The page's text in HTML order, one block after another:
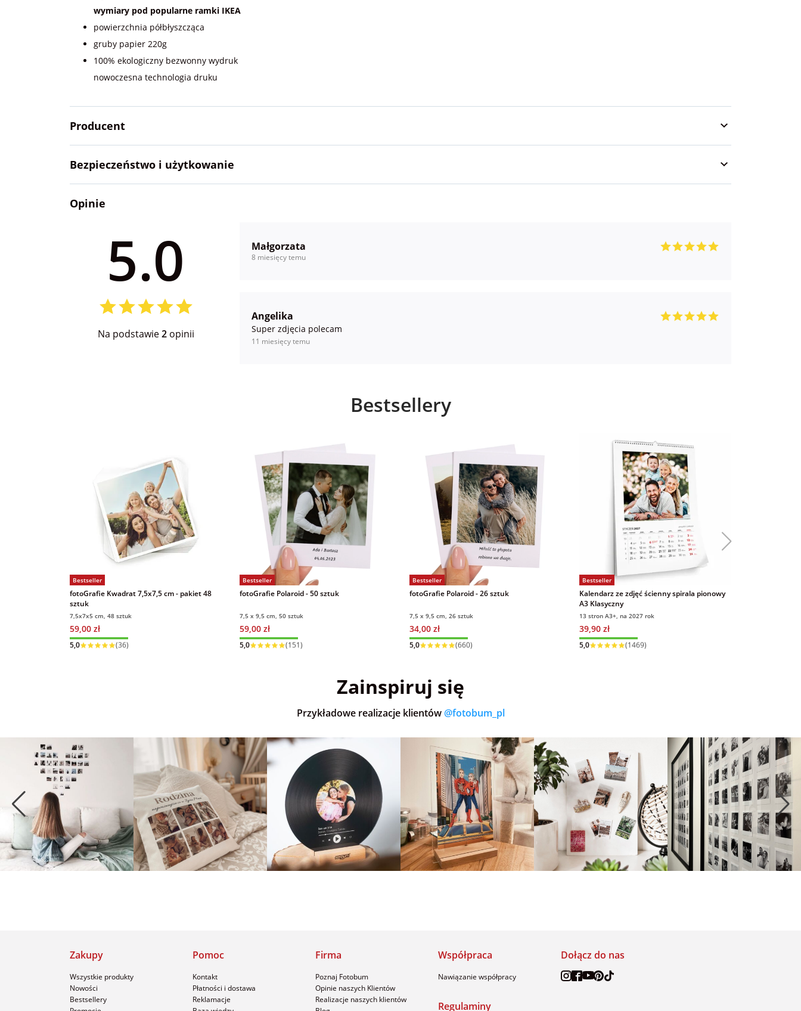
wymiary pod popularne ramki IKEA
powierzchnia półbłyszcząca
gruby papier 220g
100% ekologiczny bezwonny wydruk
nowoczesna technologia druku
Producent
Bezpieczeństwo i użytkowanie
Opinie
5.0
Na podstawie2opinii
Małgorzata
8 miesięcy temu
Angelika
Super zdjęcia polecam
11 miesięcy temu
Bestsellery
Bestseller
fotoGrafie Kwadrat 7,5x7,5 cm - pakiet 48
sztuk
7,5x7x5 cm, 48 sztuk
59,00 zł
Wysyłka w 1 dzień
Bestseller
fotoGrafie Polaroid - 50 sztuk
7,5 x 9,5 cm, 50 sztuk
59,00 zł
Wysyłka w 1 dzień
Bestseller
fotoGrafie Polaroid - 26 sztuk
7,5 x 9,5 cm, 26 sztuk
34,00 zł
Wysyłka w 1 dzień
Bestseller
Kalendarz ze zdjęć ścienny spirala pionowy
A3 Klasyczny
13 stron A3+, na 2027 rok
39,90 zł
Wysyłka w 1 dzień
Zainspiruj się
Przykładowe realizacje klientów @fotobum_pl
Dołącz do nas
Zakupy
Wszystkie produkty
Nowości
Bestsellery
Pomoc
Kontakt
Płatności i dostawa
Reklamacje
Firma
Poznaj Fotobum
Opinie naszych Klientów
Realizacje naszych klientów
Współpraca
Nawiązanie współpracy
Regulaminy